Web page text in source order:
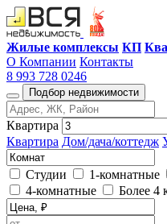
Жилые комплексы КП
О Компании Контакты
8 993 728 0246
Подбор недвижимости
Квартира
Квартира Дом/дача/коттедж
Студии 1-комнатные
4-комнатные
Более 4